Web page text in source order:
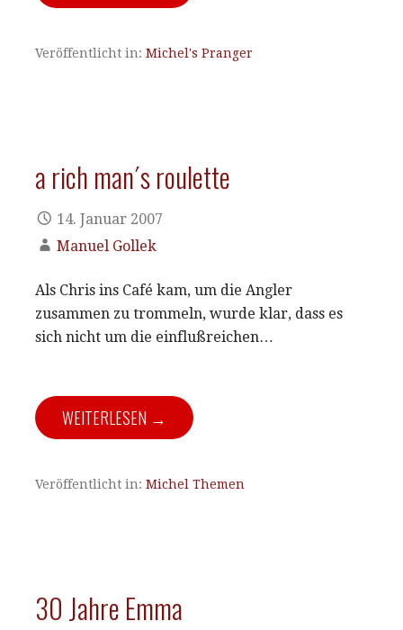
Veröffentlicht in: Michel's Pranger
a rich man´s roulette
14. Januar 2007
Manuel Gollek
Als Chris ins Café kam, um die Angler
zusammen zu trommeln, wurde klar, dass es
sich nicht um die einflußreichen…
WEITERLESEN →
Veröffentlicht in: Michel Themen
30 Jahre Emma